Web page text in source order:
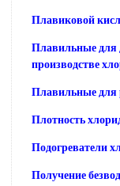
Плавиковой
Плавильные для
производстве
Плавильные для
Плотность
Подогреватели
Получение